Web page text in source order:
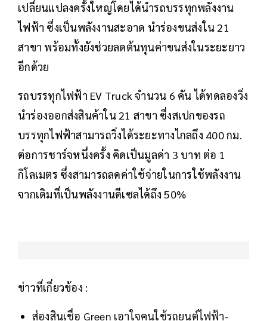
เปลี่ยนแปลงครั้งใหญ่โดยได้นำรถบรรทุกพลังงาน
ไฟฟ้า ซึ่งเป็นพลังงานสะอาด นำร่องขนส่งใน 21
สาขา พร้อมทั้งยังช่วยลดต้นทุนค่าขนส่งในระยะยาว
อีกด้วย
รถบรรทุกไฟฟ้า EV Truck จำนวน 6 คัน ได้ทดลองวิ่ง
นำร่องออกส่งสินค้าใน 21 สาขา ซึ่งสเปกของรถ
บรรทุกไฟฟ้าสามารถวิ่งได้ระยะทางไกลถึง 400 กม.
ต่อการชาร์จหนึ่งครั้ง คิดเป็นมูลค่า 3 บาท ต่อ 1
กิโลเมตร ซึ่งสามารถลดค่าใช้จ่ายในการใช้พลังงาน
จากเดิมที่เป็นพลังงานดีเซลได้ถึง 50%
ข่าวที่เกี่ยวข้อง :
ส่องสินเชื่อ Green เอาใจคนใช้รถยนต์ไฟฟ้า-